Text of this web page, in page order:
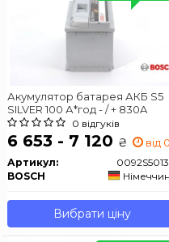
Акумулятор батарея АКБ S5
SILVER 100 А*год - / + 830A
0 відгуків
6 653 - 7 120 ₴ від
Артикул:
BOSCH
Вибрати ціну